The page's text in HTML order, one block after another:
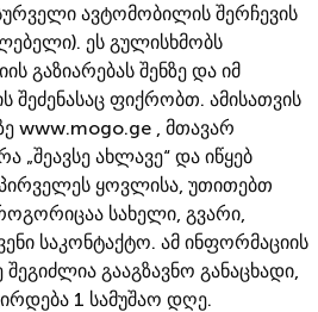
ავტომობილის შერჩევის
ეს გულისხმობს
გაზიარებას შენზე და იმ
ფიქრობთ. ამისათვის
www.mogo.ge , მთავარ
„შეავსე ახლავე“ და იწყებ
ყოვლისა, უთითებთ
სახელი, გვარი,
საკონტაქტო. ამ ინფორმაციის
გააგზავნო განაცხადი,
1 სამუშაო დღე.